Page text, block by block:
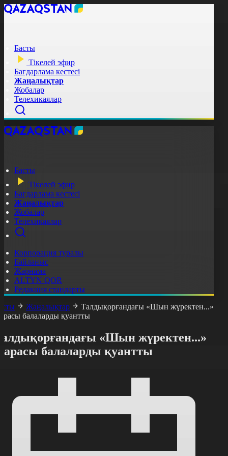
Басты
Тікелей эфир
Бағдарлама кестесі
Жаңалықтар
Жобалар
Телехикаялар
Басты
Тікелей эфир
Бағдарлама кестесі
Жаңалықтар
Жобалар
Телехикаялар
Корпорация туралы
Байланыс
Жарнама
ALTYN QOR
Редакция стандарты
Жаңалықтар
Талдықорғандағы «Шын жүректен...»
балаларды қуантты
«Шын жүректен...»
балаларды қуантты